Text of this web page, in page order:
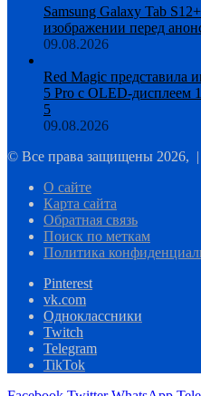
Samsung Galaxy Tab
изображении перед
09.08.2026
Red Magic представила
5 Pro с OLED-дисплеем
5
09.08.2026
© Все права защищены 2026, |
О сайте
Карта сайта
Обратная связь
Поиск по меткам
Политика
Pinterest
vk.com
Одноклассники
Twitch
Telegram
TikTok